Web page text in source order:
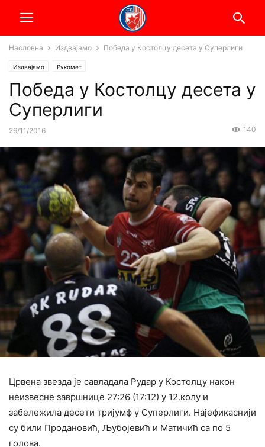
Насловна Издвајамо Победа у Костолцу десета у Суперлиги
Издвајамо Рукомет
Победа у Костолцу десета у
Суперлиги
26/11/2016 140
Црвена звезда је савладала Рудар у Костолцу након
неизвесне завршнице 27:26 (17:12) у 12.колу и
забележила десети тријумф у Суперлиги. Најефикаснији
су били Продановић, Љубојевић и Матичић са по 5
голова.